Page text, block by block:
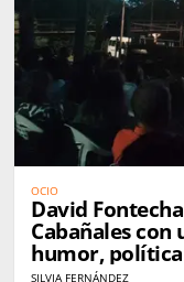
OCIO
David
Cabañales
humor,
Zamora
SILVIA FERNÁNDEZ